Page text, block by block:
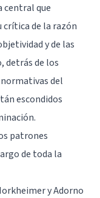
central que
crítica de la razón
y de las
detrás de los
del
escondidos
patrones
de toda la
y Adorno